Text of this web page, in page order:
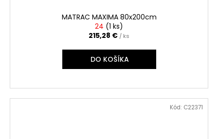
MATRAC MAXIMA 80x200cm
24 (1 ks)
215,28 € / ks
DO KOŠÍKA
Kód: C22371